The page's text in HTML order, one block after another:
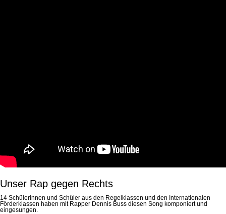
Unser Rap gegen Rechts
14 Schülerinnen und Schüler aus den Regelklassen und den Internationalen
Förderklassen haben mit Rapper Dennis Buss diesen Song komponiert und
eingesungen.